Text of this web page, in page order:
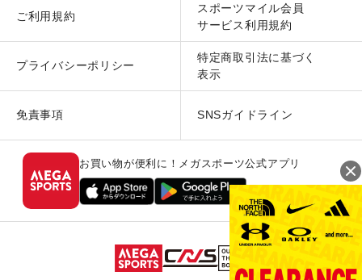
ご利用規約
スポーツマイル会員
サービス利用規約
プライバシーポリシー
特定商取引法に基づく
表示
免責事項 SNSガイドライン
お買い物が便利に！メガスポーツ公式アプリ